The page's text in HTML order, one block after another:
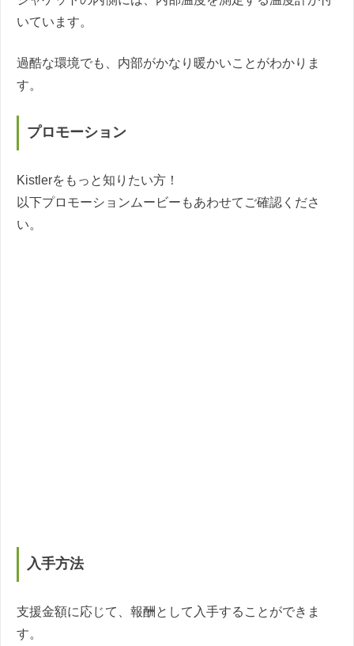
いています。
過酷な環境でも、内部がかなり暖かいことがわかりま
す。
プロモーション
Kistlerをもっと知りたい方！
以下プロモーションムービーもあわせてご確認くださ
い。
入手方法
支援金額に応じて、報酬として入手することができま
す。